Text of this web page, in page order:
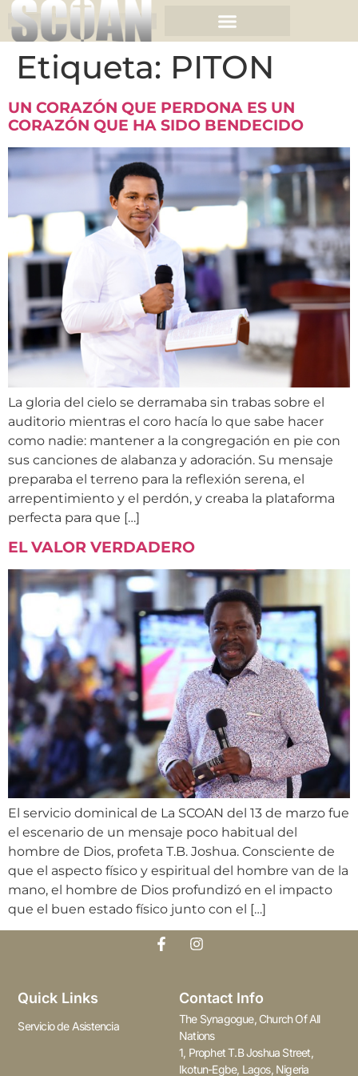
Etiqueta: PITON
UN CORAZÓN QUE PERDONA ES UN
CORAZÓN QUE HA SIDO BENDECIDO
La gloria del cielo se derramaba sin trabas sobre el
auditorio mientras el coro hacía lo que sabe hacer
como nadie: mantener a la congregación en pie con
sus canciones de alabanza y adoración. Su mensaje
preparaba el terreno para la reflexión serena, el
arrepentimiento y el perdón, y creaba la plataforma
perfecta para que […]
EL VALOR VERDADERO
El servicio dominical de La SCOAN del 13 de marzo fue
el escenario de un mensaje poco habitual del
hombre de Dios, profeta T.B. Joshua. Consciente de
que el aspecto físico y espiritual del hombre van de la
mano, el hombre de Dios profundizó en el impacto
que el buen estado físico junto con el […]
Quick Links
Servicio de Asistencia
Contact Info
The Synagogue, Church Of All
Nations
1, Prophet T.B Joshua Street,
Ikotun-Egbe, Lagos, Nigeria